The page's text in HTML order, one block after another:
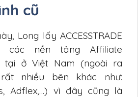
cũ
Long lấy ACCESSTRADE
các nền tảng Affiliate
tại ở Việt Nam (ngoài ra
nhiều bên khác như:
Adflex,…) vì đây cũng là